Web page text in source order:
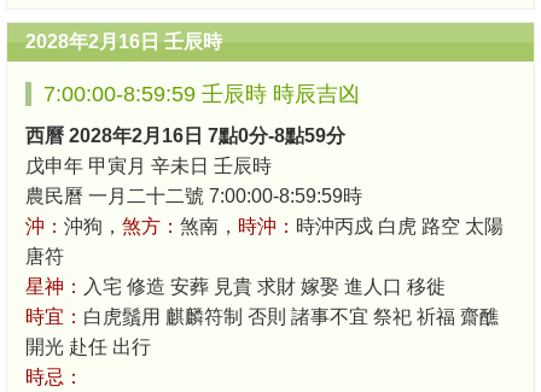
2028年2月16日 壬辰時
7:00:00-8:59:59 壬辰時 時辰吉凶
西曆 2028年2月16日 7點0分-8點59分
戊申年 甲寅月 辛未日 壬辰時
農民曆 一月二十二號 7:00:00-8:59:59時
沖： 沖狗， 煞方： 煞南， 時沖： 時沖丙戍 白虎 路空 太陽
唐符
星神： 入宅 修造 安葬 見貴 求財 嫁娶 進人口 移徙
時宜： 白虎鬚用 麒麟符制 否則 諸事不宜 祭祀 祈福 齋醮
開光 赴任 出行
時忌：